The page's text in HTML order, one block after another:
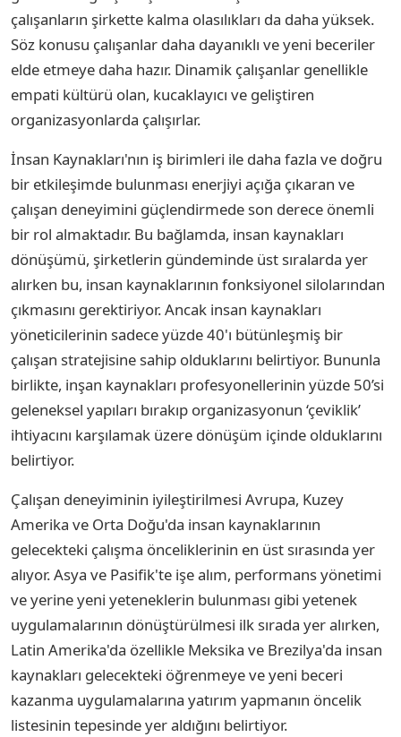
çalışanların şirkette kalma olasılıkları da daha yüksek.
Söz konusu çalışanlar daha dayanıklı ve yeni beceriler
elde etmeye daha hazır. Dinamik çalışanlar genellikle
empati kültürü olan, kucaklayıcı ve geliştiren
organizasyonlarda çalışırlar.
İnsan Kaynakları'nın iş birimleri ile daha fazla ve doğru
bir etkileşimde bulunması enerjiyi açığa çıkaran ve
çalışan deneyimini güçlendirmede son derece önemli
bir rol almaktadır. Bu bağlamda, insan kaynakları
dönüşümü, şirketlerin gündeminde üst sıralarda yer
alırken bu, insan kaynaklarının fonksiyonel silolarından
çıkmasını gerektiriyor. Ancak insan kaynakları
yöneticilerinin sadece yüzde 40'ı bütünleşmiş bir
çalışan stratejisine sahip olduklarını belirtiyor. Bununla
birlikte, inşan kaynakları profesyonellerinin yüzde 50’si
geleneksel yapıları bırakıp organizasyonun ‘çeviklik’
ihtiyacını karşılamak üzere dönüşüm içinde olduklarını
belirtiyor.
Çalışan deneyiminin iyileştirilmesi Avrupa, Kuzey
Amerika ve Orta Doğu'da insan kaynaklarının
gelecekteki çalışma önceliklerinin en üst sırasında yer
alıyor. Asya ve Pasifik'te işe alım, performans yönetimi
ve yerine yeni yeteneklerin bulunması gibi yetenek
uygulamalarının dönüştürülmesi ilk sırada yer alırken,
Latin Amerika'da özellikle Meksika ve Brezilya'da insan
kaynakları gelecekteki öğrenmeye ve yeni beceri
kazanma uygulamalarına yatırım yapmanın öncelik
listesinin tepesinde yer aldığını belirtiyor.